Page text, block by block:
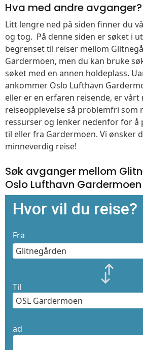
Hva med andre avganger?
Litt lengre ned på siden finner du
og tog. På denne siden er søket i
begrenset til reiser mellom
Gardermoen, men du kan bruke
søket med en annen holdeplass.
ankommer Oslo Lufthavn
eller er en erfaren reisende, er vårt
reiseopplevelse så problemfri som
ressurser og lenker nedenfor for å
til eller fra Gardermoen. Vi ønsker
minneverdig reise!
Søk avganger mellom
Oslo Lufthavn Gardermoen
Hvor vil du reise?
Fra
Til
ad